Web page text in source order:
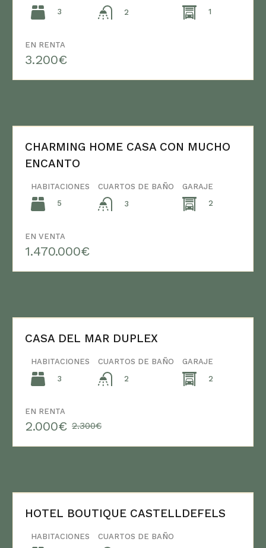
3
2
1
EN RENTA
3.200€
CHARMING HOME CASA CON MUCHO
ENCANTO
HABITACIONES
5
CUARTOS DE BAÑO
3
GARAJE
2
EN VENTA
1.470.000€
CASA DEL MAR DUPLEX
HABITACIONES
3
CUARTOS DE BAÑO
2
GARAJE
2
EN RENTA
2.000€ 2.300€
HOTEL BOUTIQUE CASTELLDEFELS
HABITACIONES
CUARTOS DE BAÑO